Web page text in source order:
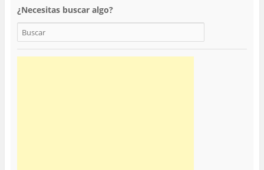
¿Necesitas buscar algo?